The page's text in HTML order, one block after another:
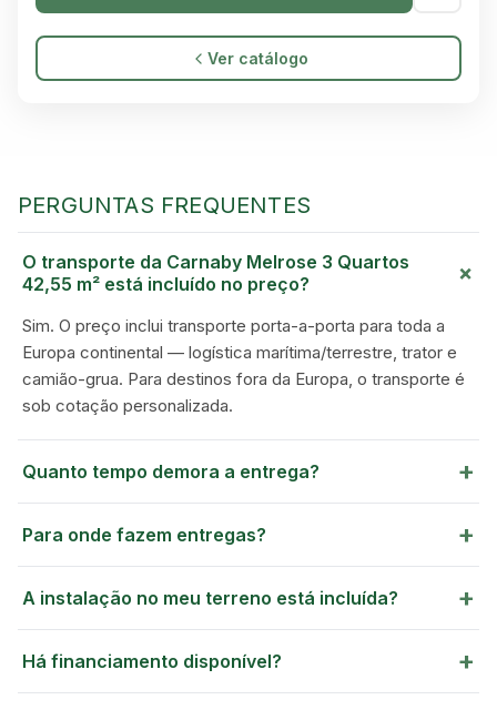
Ver catálogo
PERGUNTAS FREQUENTES
O transporte da Carnaby Melrose 3 Quartos
42,55 m² está incluído no preço?
+
Sim. O preço inclui transporte porta-a-porta para toda a
Europa continental — logística marítima/terrestre, trator e
camião-grua. Para destinos fora da Europa, o transporte é
sob cotação personalizada.
Quanto tempo demora a entrega? +
Para onde fazem entregas? +
A instalação no meu terreno está incluída? +
Há financiamento disponível? +